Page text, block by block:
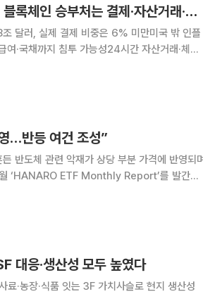
[넥스블록][타이거리서치] "2036년 블록체인 승부처는 결제·자산거래·기계경제 재편"
달러, 실제 결제 비중은 6% 미만미국 밖 인플
·국채까지 침투 가능성24시간 자산거래·체인
…반등 여건 조성”
반도체 관련 악재가 상당 부분 가격에 반영되며
‘HANARO ETF Monthly Report’를 발간했
대응·생산성 모두 높였다
·농장·식품 잇는 3F 가치사슬로 현지 생산성